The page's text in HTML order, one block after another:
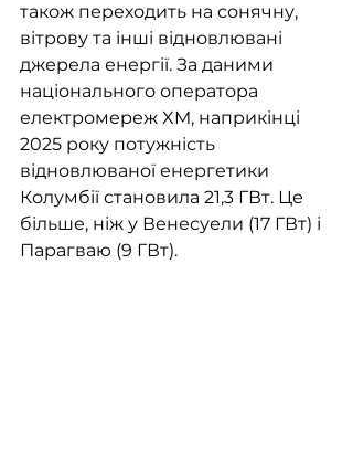
також переходить на сонячну,
вітрову та інші відновлювані
джерела енергії. За даними
національного оператора
електромереж XM, наприкінці
2025 року потужність
відновлюваної енергетики
Колумбії становила 21,3 ГВт. Це
більше, ніж у Венесуели (17 ГВт) і
Парагваю (9 ГВт).